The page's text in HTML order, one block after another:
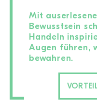
Mit
Bewusstsein
Handeln
Augen führen,
bewahren.